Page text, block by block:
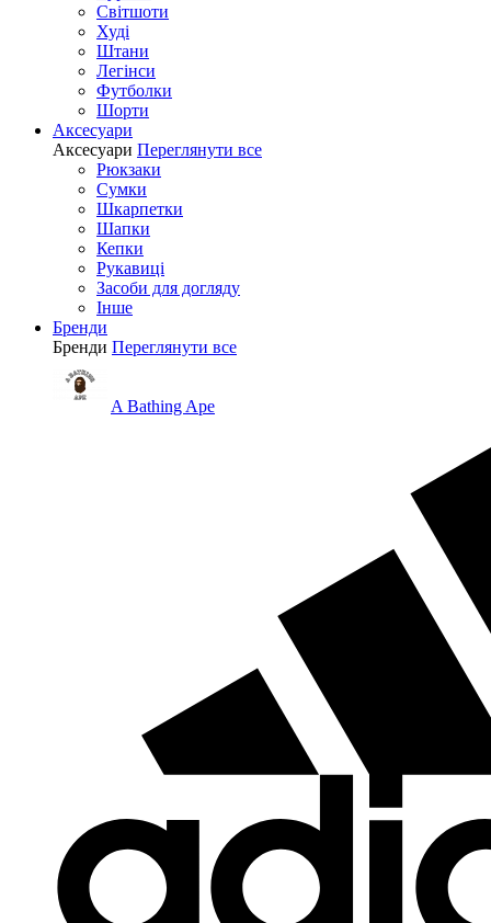
Світшоти
Худі
Штани
Легінси
Футболки
Шорти
Аксесуари
Аксесуари Переглянути все
Рюкзаки
Сумки
Шкарпетки
Шапки
Кепки
Рукавиці
Засоби для догляду
Інше
Бренди
Бренди Переглянути все
A Bathing Ape